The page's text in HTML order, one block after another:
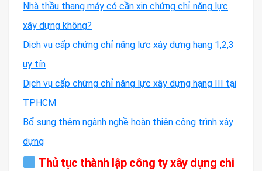
Nhà thầu thang máy có cần xin chứng chỉ năng lực
xây dựng không?
Dịch vụ cấp chứng chỉ năng lực xây dựng hạng 1,2,3
uy tín
Dịch vụ cấp chứng chỉ năng lực xây dựng hạng III tại
TPHCM
Bổ sung thêm ngành nghề hoàn thiện công trình xây
dựng
Thủ tục thành lập công ty xây dựng chi